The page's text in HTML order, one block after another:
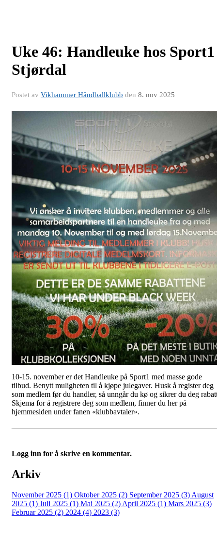
Uke 46: Handleuke hos Sport1
Stjørdal
Postet av Vikhammer Håndballklubb den 8. nov 2025
10-15. november er det Handleuke på Sport1 med masse gode
tilbud. Benytt muligheten til å kjøpe julegaver. Husk å register deg
som medlem før du handler, så unngår du kø og sikrer du deg
Skjema for å registrere deg som medlem, finner du her på
hjemmesiden under fanen «klubbavtaler».
Logg inn for å skrive en kommentar.
Arkiv
November 2025 (1) Oktober 2025 (2) September 2025 (3) August
2025 (1) Juli 2025 (1) Mai 2025 (2) April 2025 (1) Mars 2025 (3)
Februar 2025 (2) 2024 (4) 2023 (3)